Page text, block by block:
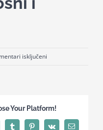
isključeni
krivičnopravnog
Your Platform!